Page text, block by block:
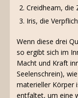
Creidheam, die
Iris, die
Wenn diese drei
so ergibt sich im
Macht und Kraft
Seelenschrein),
materieller Körper
entfaltet, um eine